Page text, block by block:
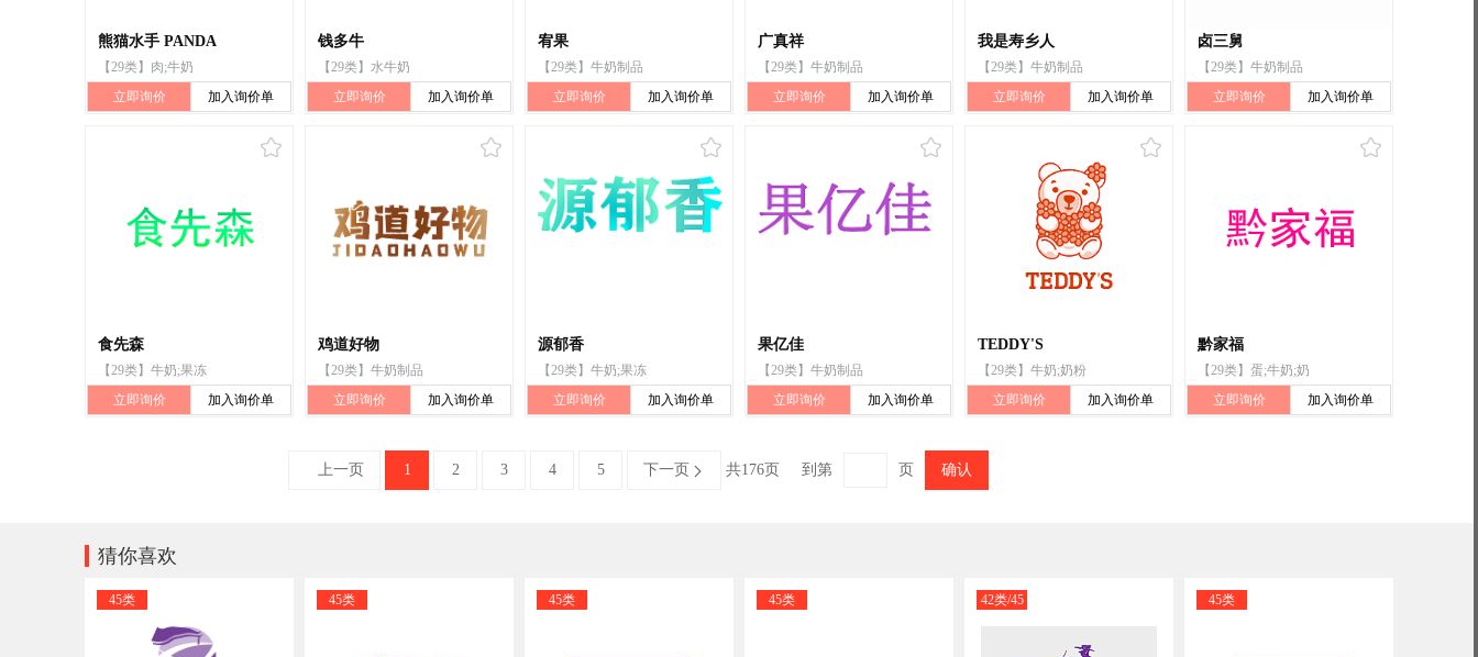
熊猫水手 PANDA
【29类】肉;牛奶
立即询价
加入询价单
钱多牛
【29类】水牛奶
立即询价
加入询价单
宥果
【29类】牛奶制品
立即询价
加入询价单
广真祥
【29类】牛奶制品
立即询价
加入询价单
我是寿乡人
【29类】牛奶制品
立即询价
加入询价单
卤三舅
【29类】牛奶制品
立即询价
加入询价单
食先森
【29类】牛奶;果冻
立即询价
加入询价单
鸡道好物
【29类】牛奶制品
立即询价
加入询价单
源郁香
【29类】牛奶;果冻
立即询价
加入询价单
果亿佳
【29类】牛奶制品
立即询价
加入询价单
TEDDY'S
【29类】牛奶;奶粉
立即询价
加入询价单
黔家福
【29类】蛋;牛奶;奶
立即询价
加入询价单
上一页 1 2 3 4 5 下一页  共176页 到第 页 确认
猜你喜欢
45类 45类 45类 45类
42类/45
45类